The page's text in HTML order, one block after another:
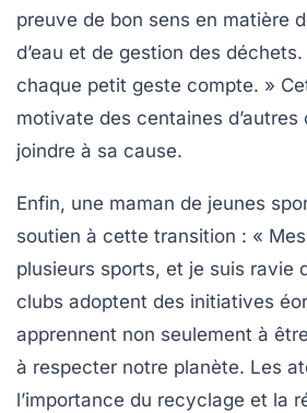
preuve de bon sens en matière
d’eau et de gestion des
chaque petit geste compte. »
motivate des centaines d’autres
joindre à sa cause.
Enfin, une maman de jeunes
soutien à cette transition : «
plusieurs sports, et je suis ravie
clubs adoptent des initiatives
apprennent non seulement à
à respecter notre planète. Les
l’importance du recyclage et la